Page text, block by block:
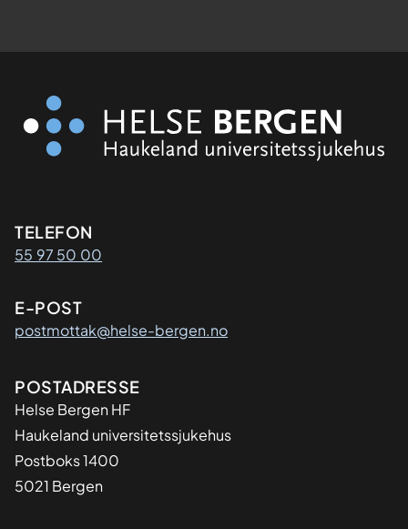
Kontaktinformasjon
TELEFON
55 97 50 00
E-POST
postmottak@helse-bergen.no
Adresse
POSTADRESSE
Helse Bergen HF
Haukeland universitetssjukehus
Postboks 1400
5021 Bergen